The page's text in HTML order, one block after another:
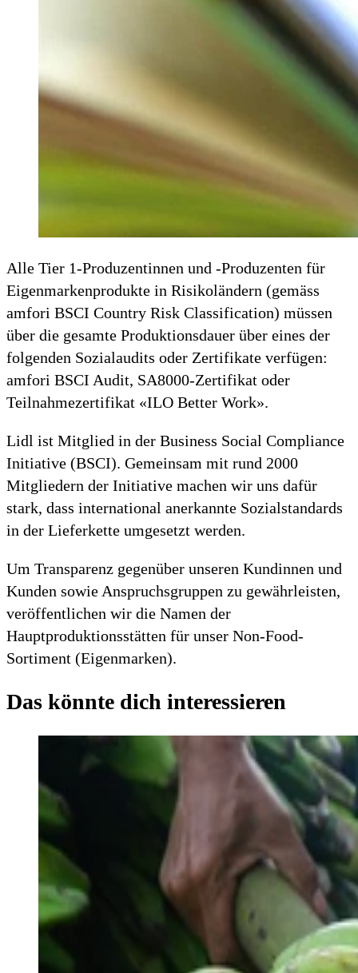
Alle Tier 1-Produzentinnen und -Produzenten für
Eigenmarkenprodukte in Risikoländern (gemäss
amfori BSCI Country Risk Classification) müssen
über die gesamte Produktionsdauer über eines der
folgenden Sozialaudits oder Zertifikate verfügen:
amfori BSCI Audit, SA8000-Zertifikat oder
Teilnahmezertifikat «ILO Better Work».
Lidl ist Mitglied in der Business Social Compliance
Initiative (BSCI). Gemeinsam mit rund 2000
Mitgliedern der Initiative machen wir uns dafür
stark, dass international anerkannte Sozialstandards
in der Lieferkette umgesetzt werden.
Um Transparenz gegenüber unseren Kundinnen und
Kunden sowie Anspruchsgruppen zu gewährleisten,
veröffentlichen wir die Namen der
Hauptproduktionsstätten für unser Non-Food-
Sortiment (Eigenmarken).
Das könnte dich interessieren